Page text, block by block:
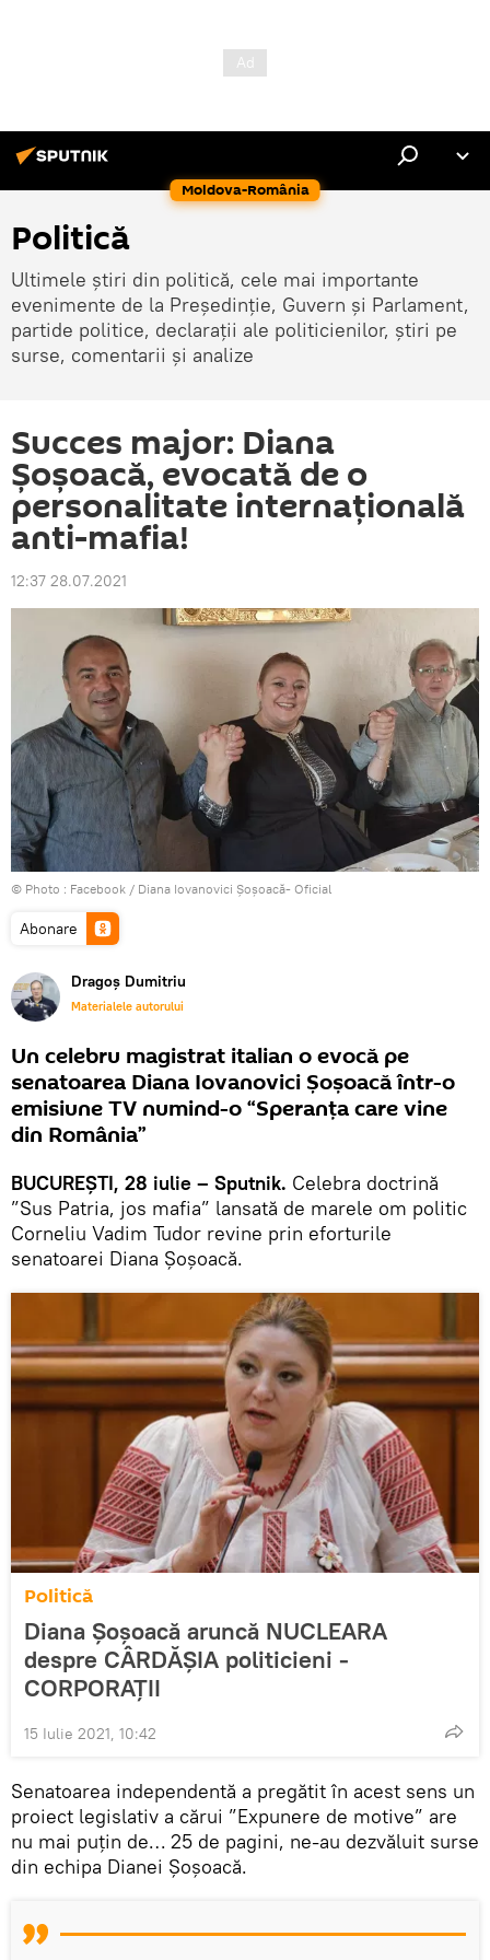
Moldova-România
Politică
Ultimele știri din politică, cele mai importante
evenimente de la Președinție, Guvern și Parlament,
partide politice, declarații ale politicienilor, știri pe
surse, comentarii și analize
Succes major: Diana
Șoșoacă, evocată de o
personalitate internațională
anti-mafia!
12:37 28.07.2021
© Photo : Facebook / Diana Iovanovici Șoșoacă- Oficial
Abonare
Dragoș Dumitriu
Materialele autorului
Un celebru magistrat italian o evocă pe
senatoarea Diana Iovanovici Șoșoacă într-o
emisiune TV numind-o “Speranța care vine
din România”
BUCUREȘTI, 28 iulie – Sputnik. Celebra doctrină
”Sus Patria, jos mafia” lansată de marele om politic
Corneliu Vadim Tudor revine prin eforturile
senatoarei Diana Șoșoacă.
Politică
Diana Șoșoacă aruncă NUCLEARA
despre CÂRDĂȘIA politicieni -
CORPORAȚII
15 Iulie 2021, 10:42
Senatoarea independentă a pregătit în acest sens un
proiect legislativ a cărui ”Expunere de motive” are
nu mai puțin de… 25 de pagini, ne-au dezvăluit surse
din echipa Dianei Șoșoacă.